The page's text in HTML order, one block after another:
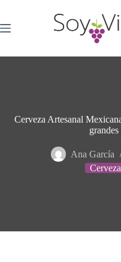
Cerveza Artesanal
grandes
Ana García